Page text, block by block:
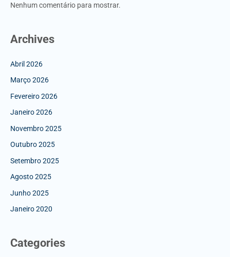
Nenhum comentário para mostrar.
Archives
Abril 2026
Março 2026
Fevereiro 2026
Janeiro 2026
Novembro 2025
Outubro 2025
Setembro 2025
Agosto 2025
Junho 2025
Janeiro 2020
Categories